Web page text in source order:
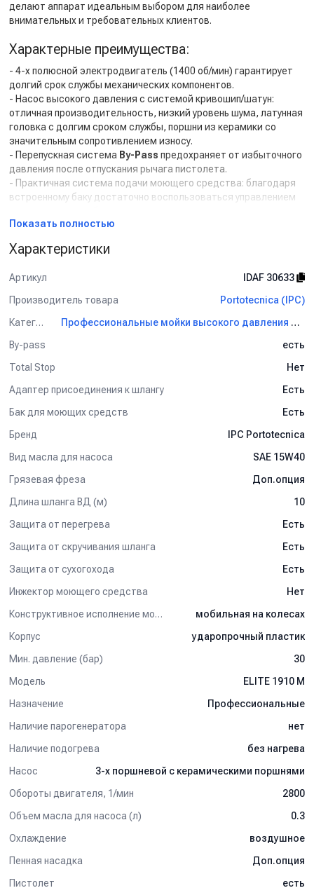
делают аппарат идеальным выбором для наиболее
внимательных и требовательных клиентов.
Характерные преимущества:
- 4-х полюсной электродвигатель (1400 об/мин) гарантирует
долгий срок службы механических компонентов.
- Насос высокого давления с системой кривошип/шатун:
отличная производительность, низкий уровень шума, латунная
головка с долгим сроком службы, поршни из керамики со
значительным сопротивлением износу.
- Перепускная система By-Pass предохраняет от избыточного
давления после отпускания рычага пистолета.
- Практичная система подачи моющего средства: благодаря
встроенному баку достаточно воспользоваться управлением
средства под низким давлением.
электрического кабеля и возможность установки барабана
Комплект поставки:
- Пистолет с защитой от перекручивания шланга.
- Шланг высокого давления с винтовыми соединениями 10 м.
- Насадка с регулировкой головки высокого/низкого давления
Дополнительные опции:
- Шланг высокого давления, длина 20 м.
Применение:
Для авторемонтных предприятий средних размеров.
Мойка автомобилей.
Мойка шасси.
Предварительная мойка на автоматических моечных линиях.
Решение общих задач чистки на промышленных, коммунальных
Показать полностью
Характеристики
Артикул
IDAF 30633
Производитель товара
Portotecnica (IPC)
Категория
Профессиональные мойки высокого давления Portotecnica (IPC)
By-pass
есть
Total Stop
Нет
Адаптер присоединения к шлангу
Есть
Бак для моющих средств
Есть
Бренд
IPC Portotecnica
Вид масла для насоса
SAE 15W40
Грязевая фреза
Доп.опция
Длина шланга ВД (м)
10
Защита от перегрева
Есть
Защита от скручивания шланга
Есть
Защита от сухогохода
Есть
Инжектор моющего средства
Нет
Конструктивное исполнение мойки
мобильная на колесах
Корпус
ударопрочный пластик
Мин. давление (бар)
30
Модель
ELITE 1910 M
Назначение
Профессиональные
Наличие парогенератора
нет
Наличие подогрева
без нагрева
Насос
3-х поршневой c керамическими поршнями
Обороты двигателя, 1/мин
2800
Объем масла для насоса (л)
0.3
Охлаждение
воздушное
Пенная насадка
Доп.опция
Пистолет
есть